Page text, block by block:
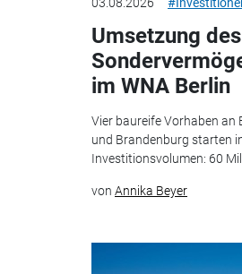
Umsetzung des
im WNA Berlin
Vier baureife Vorhaben an
und Brandenburg starten
Investitionsvolumen: 60
von Annika Beyer